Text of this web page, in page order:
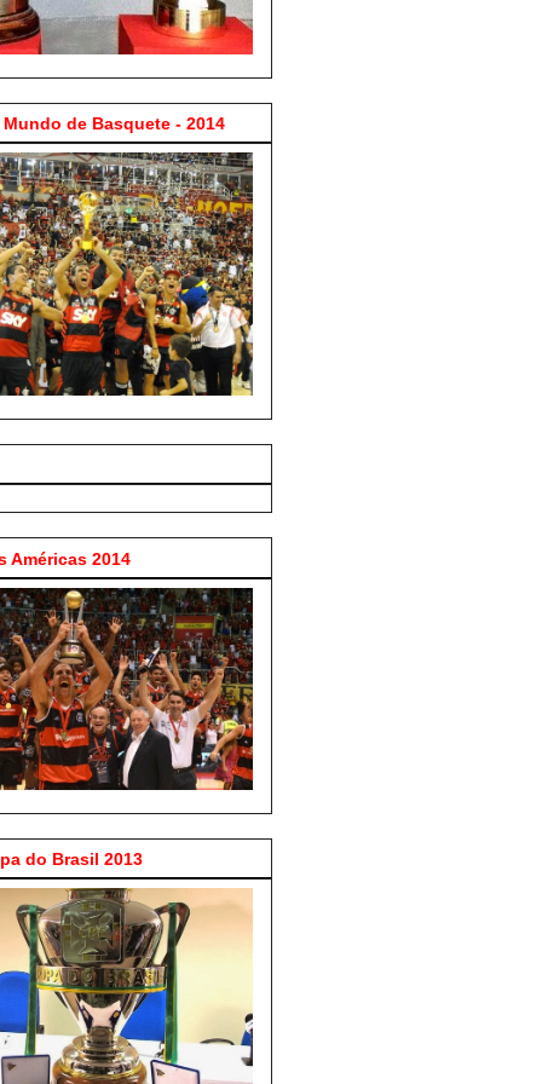
de Basquete - 2014
Américas 2014
do Brasil 2013